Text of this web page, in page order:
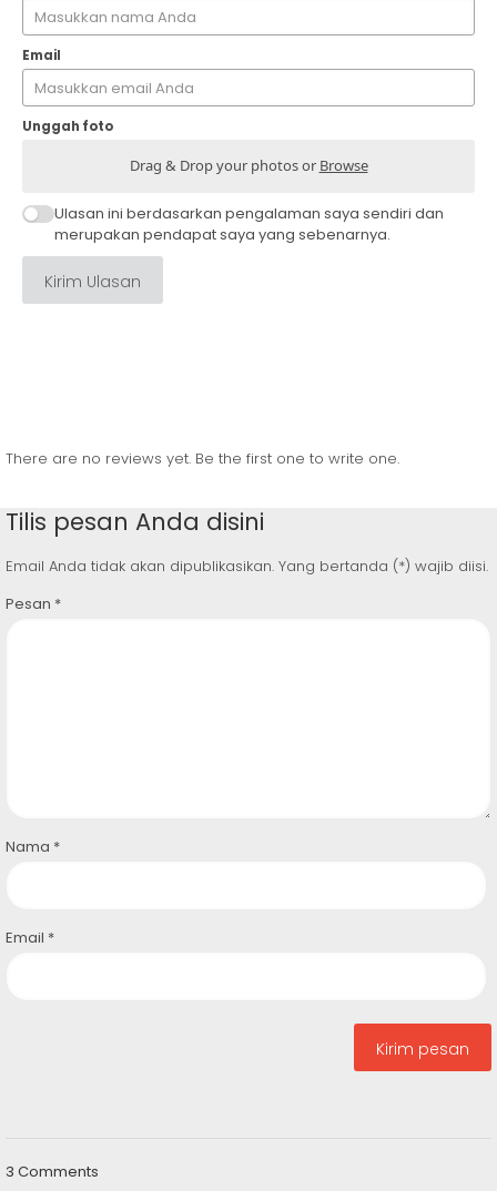
Email
Unggah foto
Drag & Drop your photos or Browse
Ulasan ini berdasarkan pengalaman saya sendiri dan
merupakan pendapat saya yang sebenarnya.
Kirim Ulasan
There are no reviews yet. Be the first one to write one.
3 Comments
Tilis pesan Anda disini
Email Anda tidak akan dipublikasikan. Yang bertanda (*) wajib diisi.
Pesan *
Nama *
Email *